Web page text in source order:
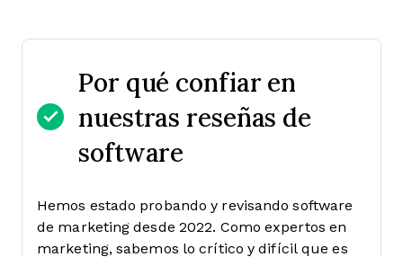
Por qué confiar en
nuestras reseñas de
software
Hemos estado probando y revisando software
de marketing desde 2022. Como expertos en
marketing, sabemos lo crítico y difícil que es